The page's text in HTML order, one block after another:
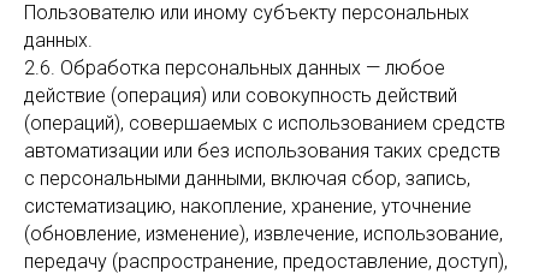
Пользователю или иному субъекту персональных
данных.
2.6. Обработка персональных данных — любое
действие (операция) или совокупность действий
(операций), совершаемых с использованием средств
автоматизации или без использования таких средств
с персональными данными, включая сбор, запись,
систематизацию, накопление, хранение, уточнение
(обновление, изменение), извлечение, использование,
передачу (распространение, предоставление, доступ),